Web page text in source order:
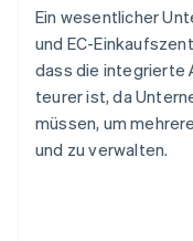
Ein wesentlicher
und EC-
dass die integrierte
teurer ist, da
müssen, um
und zu verwalten.